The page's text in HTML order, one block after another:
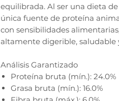
equilibrada. Al ser una dieta
única fuente de proteína
con sensibilidades
altamente digerible, saludable
Análisis Garantizado
Proteína bruta (mín.): 24.0%
Grasa bruta (mín.): 16.0%